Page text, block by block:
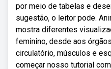
por meio de tabelas e
sugestão, o leitor pode.
mostra diferentes
feminino, desde aos
circulatório, músculos e
começar nosso tutorial